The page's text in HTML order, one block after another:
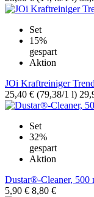
Set
15%
gespart
Aktion
JOi Kraftreiniger
25,40 € (79,38/1 l)
Set
32%
gespart
Aktion
Dustar®-Cleaner, 500
5,90 € 8,80 €